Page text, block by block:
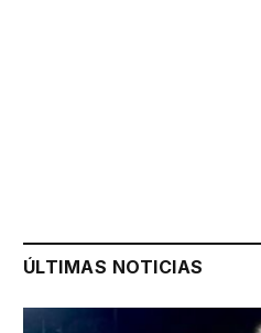
ÚLTIMAS NOTICIAS